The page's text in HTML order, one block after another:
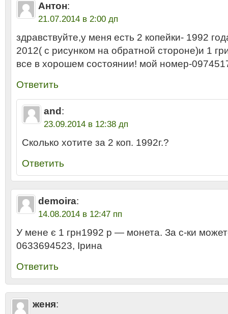
Антон:
21.07.2014 в 2:00 дп
здравствуйте,у меня есть 2 копейки- 1992
2012( с рисунком на обратной стороне)и 1
все в хорошем состоянии! мой номер-
Ответить
and :
23.09.2014 в 12:38 дп
Сколько хотите за 2 коп. 1992г.?
Ответить
demoira:
14.08.2014 в 12:47 пп
У мене є 1 грн1992 р — монета. За с-ки
0633694523, Ірина
Ответить
женя: